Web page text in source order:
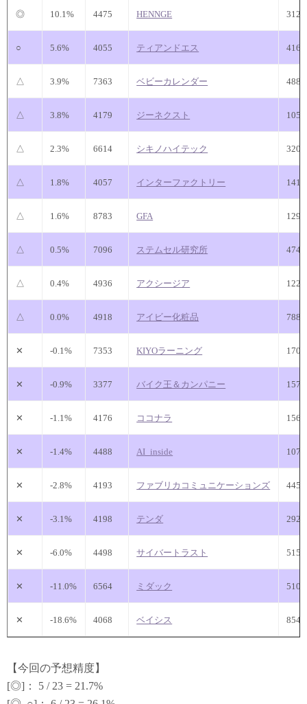
◎ 10.1% 4475 HENNGE
○ 5.6% 4055 ティアンドエス
△ 3.9% 7363 ベビーカレンダー
△ 3.8% 4179 ジーネクスト
△ 2.3% 6614 シキノハイテック
△ 1.8% 4057 インターファクトリー
△ 1.6% 8783 GFA 129
△ 0.5% 7096 ステムセル研究所
△ 0.4% 4936 アクシージア
△ 0.0% 4918 アイビー化粧品 788
✕ -0.1% 7353 KIYOラーニング
✕ -0.9% 3377 バイク王＆カンパニー
✕ -1.1% 4176 ココナラ
✕ -1.4% 4488 AI_inside
✕ -2.8% 4193 ファブリカコミュニケーションズ
✕ -3.1% 4198 テンダ
✕ -6.0% 4498 サイバートラスト
✕ -11.0% 6564 ミダック
✕ -18.6% 4068 ベイシス
【今回の予想精度】
[◎]： 5 / 23 = 21.7%